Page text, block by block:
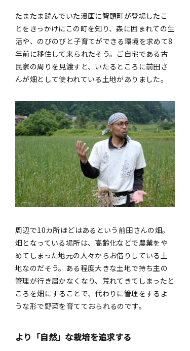
たまたま読んでいた漫画に智頭町が登場したこ
とをきっかけにこの町を知り、森に囲まれての生
活や、のびのびと子育てができる環境を求めて8
年前に移住して来られたそう。ご自宅である古
民家の周りを見渡すと、いたるところに前田さ
んが畑として使われている土地がありました。
周辺で10カ所ほどはあるという前田さんの畑。
畑となっている場所は、高齢化などで農業をや
めてしまった地元の人々からお借りしている土
地なのだそう。ある程度大きな土地で持ち主の
管理が行き届かなくなり、荒れてきてしまったと
ころを畑にすることで、代わりに管理をするよ
うな形で野菜を育てておられるのです。
より「自然」な栽培を追求する